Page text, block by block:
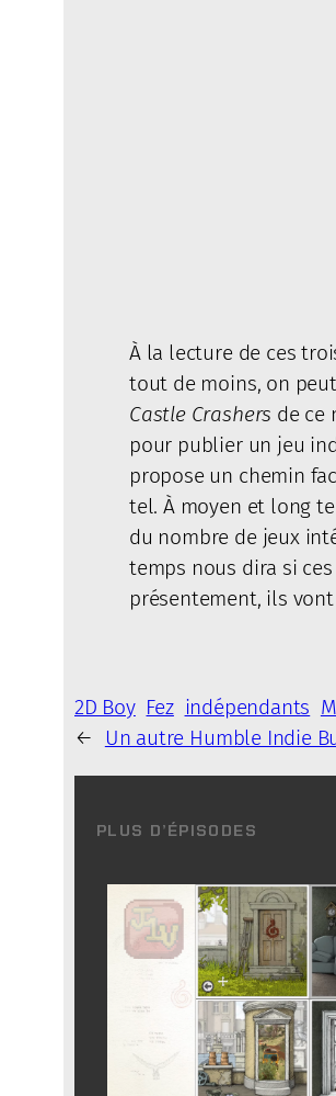
À la lecture de ces
tout de moins, on
Castle Crashers de ce
pour publier un jeu
propose un chemin
tel. À moyen et long
du nombre de jeux
temps nous dira si
présentement, ils
2D Boy Fez indépendants
←
Un autre Humble Indie
PLUS D’ÉPISODES